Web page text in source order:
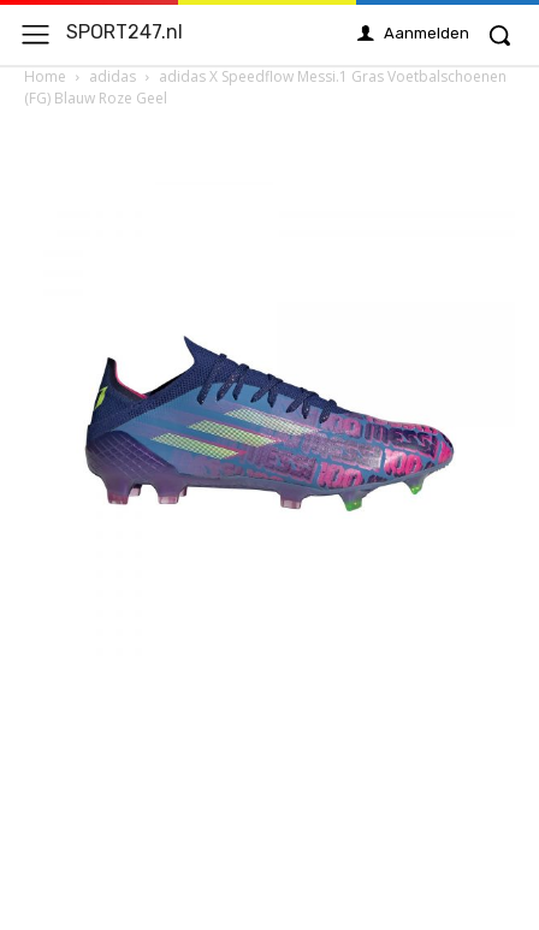
SPORT247.nl Aanmelden
Home adidas
adidas X Speedflow Messi.1 Gras Voetbalschoenen
(FG) Blauw Roze Geel